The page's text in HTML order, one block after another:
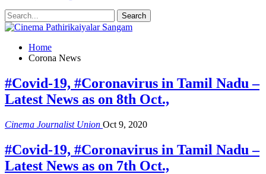
Home
Corona News
#Covid-19, #Coronavirus in Tamil Nadu –
Latest News as on 8th Oct.,
Cinema Journalist Union Oct 9, 2020
#Covid-19, #Coronavirus in Tamil Nadu –
Latest News as on 7th Oct.,